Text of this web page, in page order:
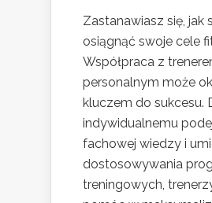
Zastanawiasz się, jak
osiągnąć swoje cele
Współpraca z
personalnym może
kluczem do sukcesu.
indywidualnemu
fachowej wiedzy i
dostosowywania
treningowych,